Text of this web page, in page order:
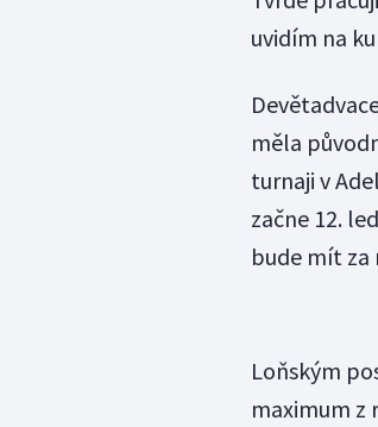
uvidím na
měla
turnaji v
začne 12.
bude mít za
Loňským
maximum z